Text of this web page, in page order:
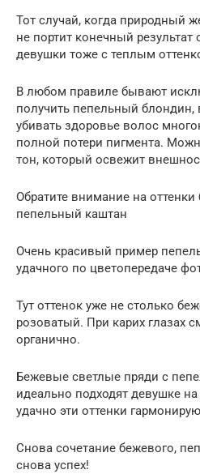
Тот случай, когда природный
не портит конечный
девушки тоже с теплым
В любом правиле бывают
получить пепельный блондин,
убивать здоровье волос
полной потери пигмента.
тон, который освежит
Обратите внимание на
пепельный каштан
Очень красивый пример
удачного по цветопередаче
Тут оттенок уже не столько
розоватый. При карих глазах
органично.
Бежевые светлые пряди с
идеально подходят девушке
удачно эти оттенки
Снова сочетание бежевого,
снова успех!